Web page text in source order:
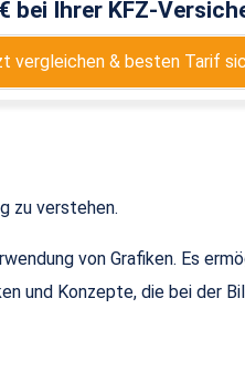
bei Ihrer KFZ-
vergleichen & besten Tarif
zu verstehen.
von Grafiken. Es
und Konzepte, die bei der